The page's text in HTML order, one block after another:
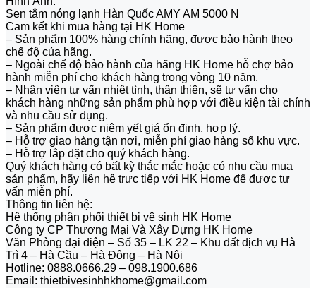
Sen tắm nóng lạnh Hàn Quốc AMY AM 5000 N
Cam kết khi mua hàng tại HK Home
– Sản phẩm 100% hàng chính hãng, được bảo hành theo
chế độ của hãng.
– Ngoài chế độ bảo hành của hãng HK Home hỗ chợ bảo
hành miễn phí cho khách hàng trong vòng 10 năm.
– Nhân viên tư vấn nhiệt tình, thân thiện, sẽ tư vấn cho
khách hàng những sản phẩm phù hợp với điều kiện tài chính
và nhu cầu sử dụng.
– Sản phẩm được niêm yết giá ổn định, hợp lý.
– Hỗ trợ giao hàng tận nơi, miễn phí giao hàng số khu vực.
– Hỗ trợ lắp đặt cho quý khách hàng.
Quý khách hàng có bất kỳ thắc mắc hoặc có nhu cầu mua
sản phẩm, hãy liên hệ trực tiếp với HK Home để được tư
vấn miễn phí.
Thông tin liên hệ:
Hệ thống phân phối thiết bị vệ sinh HK Home
Công ty CP Thương Mại Và Xây Dựng HK Home
Văn Phòng đại diện – Số 35 – LK 22 – Khu đất dịch vụ Hà
Trì 4 – Hà Cầu – Hà Đông – Hà Nội
Hotline: 0888.0666.29 – 098.1900.686
Email: thietbivesinhhkhome@gmail.com